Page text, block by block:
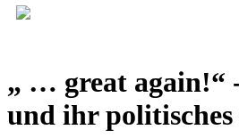
„ … great again!“
und ihr politisches